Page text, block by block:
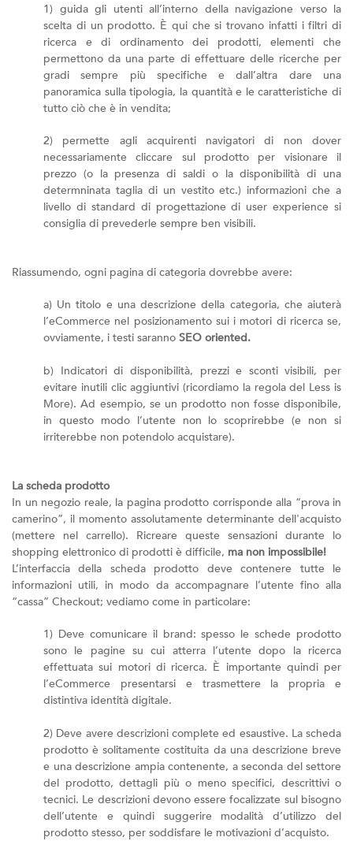
1) guida gli utenti all’interno della navigazione verso la
scelta di un prodotto. È qui che si trovano infatti i filtri di
ricerca e di ordinamento dei prodotti, elementi che
permettono da una parte di effettuare delle ricerche per
gradi sempre più specifiche e dall’altra dare una
panoramica sulla tipologia, la quantità e le caratteristiche di
tutto ciò che è in vendita;
2) permette agli acquirenti navigatori di non dover
necessariamente cliccare sul prodotto per visionare il
prezzo (o la presenza di saldi o la disponibilità di una
determninata taglia di un vestito etc.) informazioni che a
livello di standard di progettazione di user experience si
consiglia di prevederle sempre ben visibili.
Riassumendo, ogni pagina di categoria dovrebbe avere:
a) Un titolo e una descrizione della categoria, che aiuterà
l’eCommerce nel posizionamento sui i motori di ricerca se,
ovviamente, i testi saranno SEO oriented.
b) Indicatori di disponibilità, prezzi e sconti visibili, per
evitare inutili clic aggiuntivi (ricordiamo la regola del Less is
More). Ad esempio, se un prodotto non fosse disponibile,
in questo modo l’utente non lo scoprirebbe (e non si
irriterebbe non potendolo acquistare).
La scheda prodotto
In un negozio reale, la pagina prodotto corrisponde alla “prova in
camerino”, il momento assolutamente determinante dell'acquisto
(mettere nel carrello). Ricreare queste sensazioni durante lo
shopping elettronico di prodotti è difficile, ma non impossibile!
L’interfaccia della scheda prodotto deve contenere tutte le
informazioni utili, in modo da accompagnare l’utente fino alla
“cassa” Checkout; vediamo come in particolare:
1) Deve comunicare il brand: spesso le schede prodotto
sono le pagine su cui atterra l’utente dopo la ricerca
effettuata sui motori di ricerca. È importante quindi per
l’eCommerce presentarsi e trasmettere la propria e
distintiva identità digitale.
2) Deve avere descrizioni complete ed esaustive. La scheda
prodotto è solitamente costituita da una descrizione breve
e una descrizione ampia contenente, a seconda del settore
del prodotto, dettagli più o meno specifici, descrittivi o
tecnici. Le descrizioni devono essere focalizzate sul bisogno
dell’utente e quindi suggerire modalità d’utilizzo del
prodotto stesso, per soddisfare le motivazioni d’acquisto.